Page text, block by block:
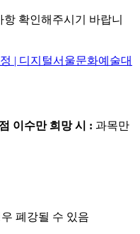
확인해주시기 바랍니
| 디지털서울문화예술대
이수만 희망 시 : 과목만
폐강될 수 있음